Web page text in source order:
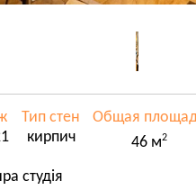
Тип стен
кирпич
Общая
46 м2
студія